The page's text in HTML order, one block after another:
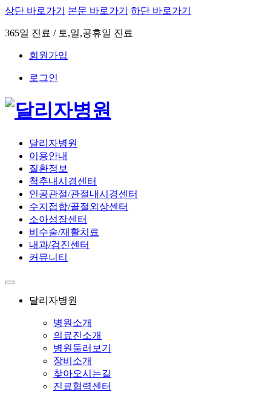
상단 바로가기 본문 바로가기 하단 바로가기
365일 진료 / 토,일,공휴일 진료
회원가입
로그인
달리자병원
이용안내
질환정보
척추내시경센터
인공관절/관절내시경센터
수지접합/골절외상센터
소아성장센터
비수술/재활치료
내과/검진센터
커뮤니티
달리자병원
병원소개
의료진소개
병원둘러보기
장비소개
찾아오시는길
진료협력센터